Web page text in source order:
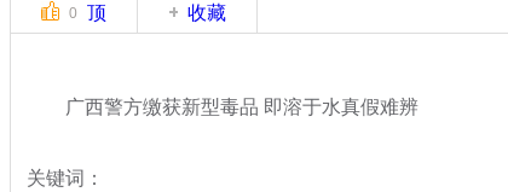
0 顶 收藏
广西警方缴获新型毒品 即溶于水真假难辨
关键词：